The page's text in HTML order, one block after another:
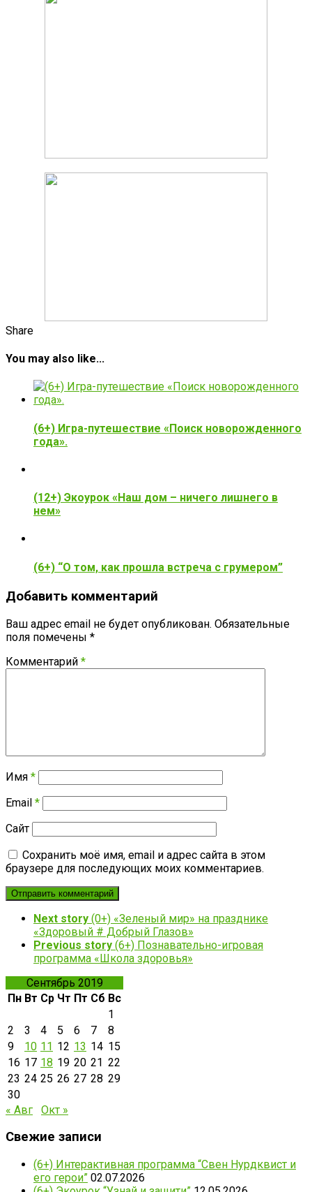
Share
You may also like...
(6+) Игра-путешествие «Поиск новорожденного
года».
(12+) Экоурок «Наш дом – ничего лишнего в
нем»
(6+) “О том, как прошла встреча с грумером”
Добавить комментарий
Ваш адрес email не будет опубликован. Обязательные
поля помечены *
Комментарий *
Имя *
Email *
Сайт
Сохранить моё имя, email и адрес сайта в этом
браузере для последующих моих комментариев.
Next story (0+) «Зеленый мир» на празднике
«Здоровый # Добрый Глазов»
Previous story (6+) Познавательно-игровая
программа «Школа здоровья»
Сентябрь 2019
Пн Вт Ср Чт Пт Сб Вс
1
2
3 4 5 6 7
8
9
10 11 12 13 14 15
16 17 18 19 20 21 22
23 24 25 26 27 28 29
30
« Авг
Окт »
Свежие записи
(6+) Интерактивная программа “Свен Нурдквист и
его герои” 02.07.2026